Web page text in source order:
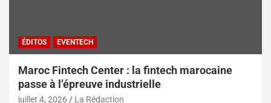
ÉDITOS EVENTECH
Maroc Fintech Center : la fintech marocaine
passe à l’épreuve industrielle
juillet 4, 2026 La Rédaction